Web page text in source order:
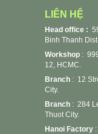
LIÊN HỆ
Head office :
Binh Thanh
Workshop :
12, HCMC.
Branch : 12
City.
Branch : 284
Thuot City.
Hanoi Factory